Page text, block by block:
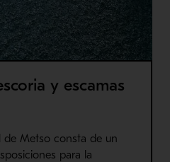
y escamas
de Metso consta de un
para la